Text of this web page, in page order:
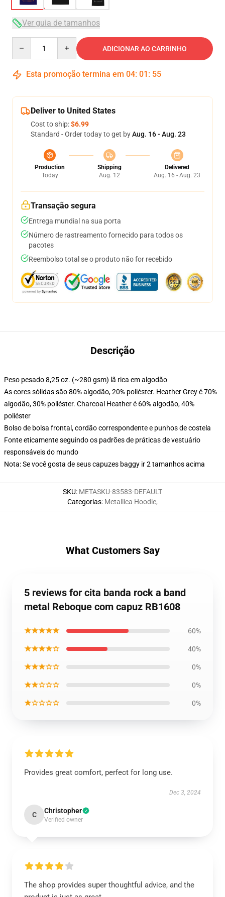
Ver guia de tamanhos
ADICIONAR AO CARRINHO
Esta promoção termina em 04: 01 : 54
Deliver to United States
Cost to ship:$6.99
Standard - Order today to get byAug. 16 - Aug. 23
Production
Today
Shipping
Aug. 12
Delivered
Aug. 16 - Aug. 23
Transação segura
Entrega mundial na sua porta
Número de rastreamento fornecido para todos os
pacotes
Reembolso total se o produto não for recebido
Descrição
Peso pesado 8,25 oz. (~280 gsm) lã rica em algodão
As cores sólidas são 80% algodão, 20% poliéster. Heather Grey é 70%
algodão, 30% poliéster. Charcoal Heather é 60% algodão, 40%
poliéster
Bolso de bolsa frontal, cordão correspondente e punhos de costela
Fonte eticamente seguindo os padrões de práticas de vestuário
responsáveis do mundo
Nota: Se você gosta de seus capuzes baggy ir 2 tamanhos acima
SKU: METASKU-83583-DEFAULT
Categorias: Metallica Hoodie,
What Customers Say
5 reviews for cita banda rock a band
metal Reboque com capuz RB1608
★★★★★ 60%
★★★★☆ 40%
★★★☆☆ 0%
★★☆☆☆ 0%
★☆☆☆☆ 0%
Provides great comfort, perfect for long use.
Dec 3, 2024
C Christopher
Verified owner
The shop provides super thoughtful advice, and the